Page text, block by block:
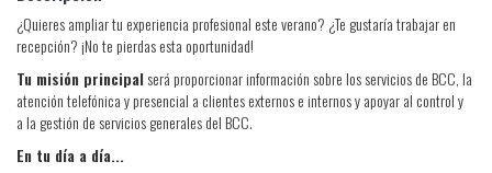
¿Quieres ampliar tu experiencia profesional este verano? ¿Te gustaría trabajar en
recepción? ¡No te pierdas esta oportunidad!
Tu misión principalserá proporcionar información sobre los servicios de BCC, la
atención telefónica y presencial a clientes externos e internos y apoyar al control y
a la gestión de servicios generales del BCC.
En tu día a día...